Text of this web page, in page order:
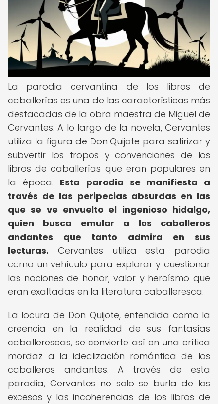
La parodia cervantina de los libros de
caballerías es una de las características más
destacadas de la obra maestra de Miguel de
Cervantes. A lo largo de la novela, Cervantes
utiliza la figura de Don Quijote para satirizar y
subvertir los tropos y convenciones de los
libros de caballerías que eran populares en
la época. Esta parodia se manifiesta a
través de las peripecias absurdas en las
que se ve envuelto el ingenioso hidalgo,
quien busca emular a los caballeros
andantes que tanto admira en sus
lecturas. Cervantes utiliza esta parodia
como un vehículo para explorar y cuestionar
las nociones de honor, valor y heroísmo que
eran exaltadas en la literatura caballeresca.
La locura de Don Quijote, entendida como la
creencia en la realidad de sus fantasías
caballerescas, se convierte así en una crítica
mordaz a la idealización romántica de los
caballeros andantes. A través de esta
parodia, Cervantes no solo se burla de los
excesos y las incoherencias de los libros de